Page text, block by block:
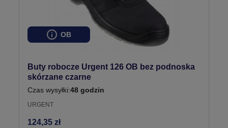
OB
Buty robocze Urgent 126 OB bez podnoska
skórzane czarne
Czas wysyłki:48 godzin
URGENT
124,35 zł